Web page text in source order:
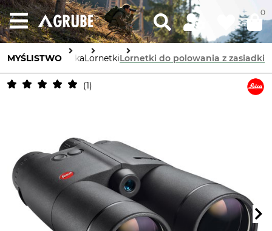
0
MYŚLISTWOOptykaLornetkiLornetki do polowania z zasiadki
1